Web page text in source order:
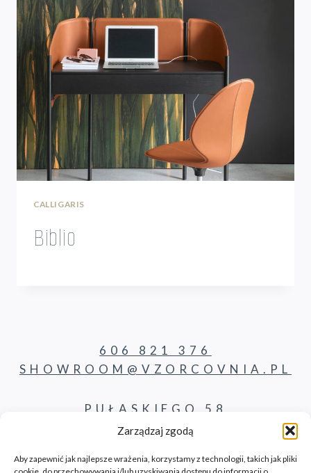
Zarządzaj zgodą
Aby zapewnić jak najlepsze wrażenia, korzystamy z technologii, takich jak pliki
CALLIGARIS
Biblio
606 821 376
SHOWROOM@VZORCOVNIA.PL
PUŁASKIEGO 58
62-800 KALISZ